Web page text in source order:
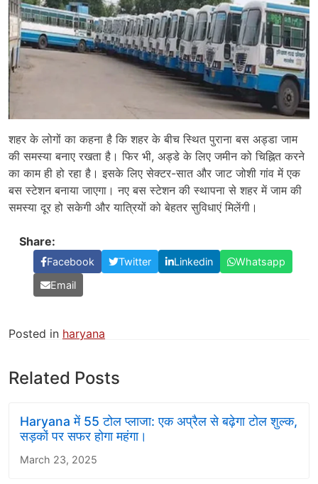
शहर के लोगों का कहना है कि शहर के बीच स्थित पुराना बस अड्डा जाम
की समस्या बनाए रखता है। फिर भी, अड्डे के लिए जमीन को चिह्नित करने
का काम ही हो रहा है। इसके लिए सेक्टर-सात और जाट जोशी गांव में एक
बस स्टेशन बनाया जाएगा। नए बस स्टेशन की स्थापना से शहर में जाम की
समस्या दूर हो सकेगी और यात्रियों को बेहतर सुविधाएं मिलेंगी।
Share:
Facebook Twitter Linkedin
Whatsapp
Email
Posted in haryana
Related Posts
Haryana में 55 टोल प्लाजा: एक अप्रैल से बढ़ेगा टोल शुल्क,
सड़कों पर सफर होगा महंगा।
March 23, 2025